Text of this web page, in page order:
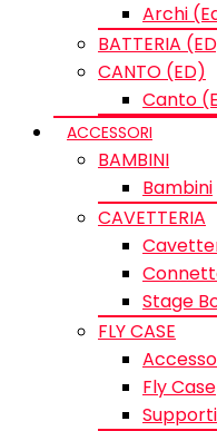
Archi
BATTERIA
CANTO (ED)
Canto
ACCESSORI
BAMBINI
Bambini
CAVETTERIA
Stage
FLY CASE
Fly Case